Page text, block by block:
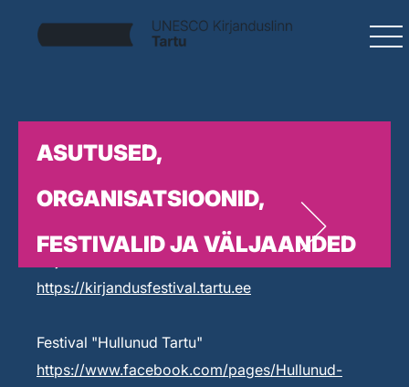
ASUTUSED,
ORGANISATSIOONID,
FESTIVALID JA VÄLJAANDED
https://kirjandusfestival.tartu.ee
Festival "Hullunud Tartu"
https://www.facebook.com/pages/Hullunud-